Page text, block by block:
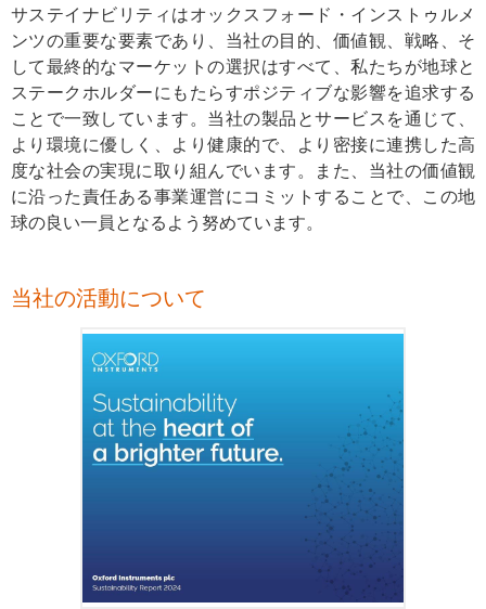
サステイナビリティはオックスフォード・インストゥルメ
ンツの重要な要素であり、当社の目的、価値観、戦略、そ
して最終的なマーケットの選択はすべて、私たちが地球と
ステークホルダーにもたらすポジティブな影響を追求する
ことで一致しています。当社の製品とサービスを通じて、
より環境に優しく、より健康的で、より密接に連携した高
度な社会の実現に取り組んでいます。また、当社の価値観
に沿った責任ある事業運営にコミットすることで、この地
球の良い一員となるよう努めています。
当社の活動について
2024年版 サステナビリティ
レポートをご覧ください。